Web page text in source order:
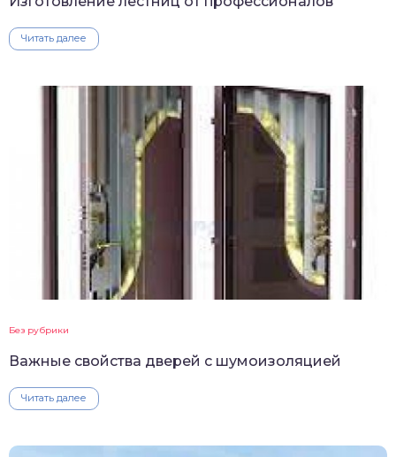
Читать далее
Без рубрики
Важные свойства дверей с шумоизоляцией
Читать далее